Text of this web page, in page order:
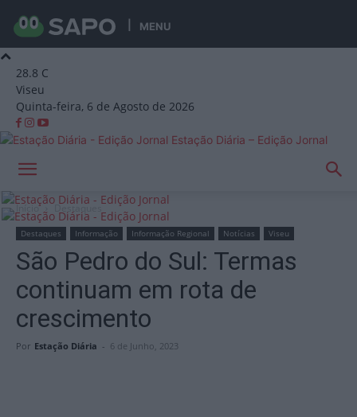
MENU
28.8 C
Viseu
Quinta-feira, 6 de Agosto de 2026
Estação Diária – Edição Jornal
Início Destaques
Destaques Informação Informação Regional Notícias Viseu
São Pedro do Sul: Termas
continuam em rota de
crescimento
Por Estação Diária - 6 de Junho, 2023